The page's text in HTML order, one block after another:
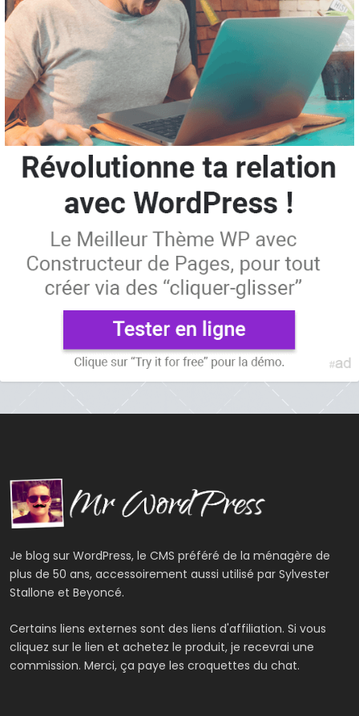
Je blog sur WordPress, le CMS préféré de la ménagère de
plus de 50 ans, accessoirement aussi utilisé par Sylvester
Stallone et Beyoncé.
Certains liens externes sont des liens d'affiliation. Si vous
cliquez sur le lien et achetez le produit, je recevrai une
commission. Merci, ça paye les croquettes du chat.